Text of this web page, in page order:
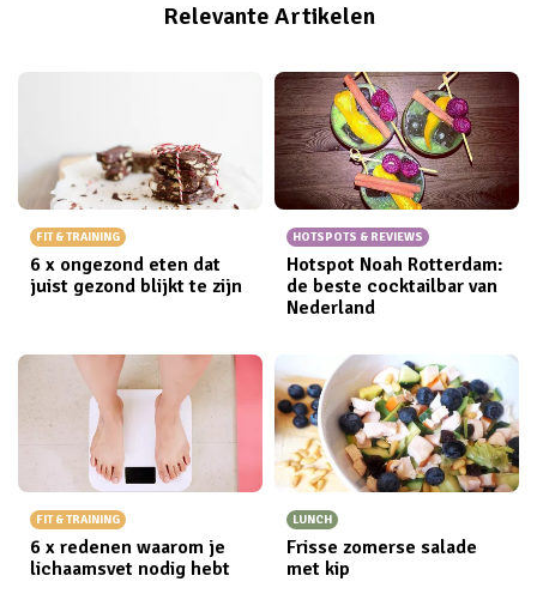
Relevante Artikelen
FIT & TRAINING
6 x ongezond eten dat
juist gezond blijkt te zijn
HOTSPOTS & REVIEWS
Hotspot Noah Rotterdam:
de beste cocktailbar van
Nederland
FIT & TRAINING
6 x redenen waarom je
lichaamsvet nodig hebt
LUNCH
Frisse zomerse salade
met kip